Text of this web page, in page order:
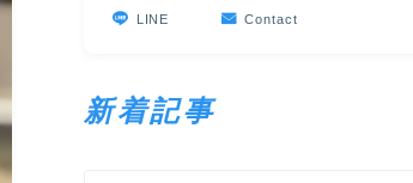
LINE
Contact
新着記事